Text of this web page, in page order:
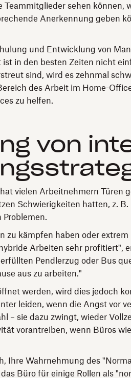
sehen können,
Anerkennung geben
und Entwicklung von
in den besten Zeiten nicht
sind, wird es zehnmal
des Arbeit im Home-
zu helfen.
von
vielen Arbeitnehmern Türen
Schwierigkeiten hatten, z.
zu kämpfen haben oder
Arbeiten sehr profitiert",
Pendlerzug oder Bus
aus zu arbeiten."
werden, wird dies jedoch
leiden, wenn die Angst vor
– sie dazu zwingt, wieder
vorantreiben, wenn Büros
Ihre Wahrnehmung des
Büro für einige Rollen als